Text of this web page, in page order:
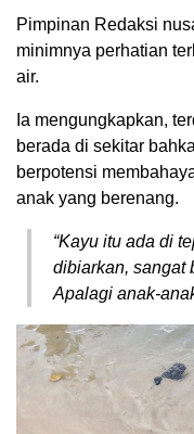
Pimpinan Redaksi
minimnya perhatian
air.
Ia mengungkapkan,
berada di sekitar
berpotensi
anak yang berenang.
“Kayu itu ada di
dibiarkan, sangat
Apalagi anak-